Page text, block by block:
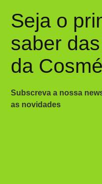
Seja o
saber
da
Subscreva a nossa
as novidades